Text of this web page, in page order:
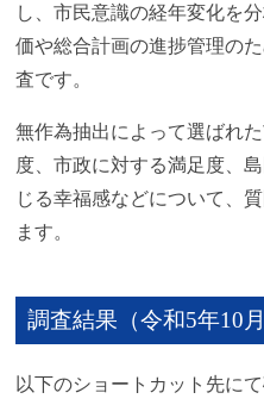
し、市民意識の経年変化を
価や総合計画の進捗管理の
査です。
無作為抽出によって選ばれ
度、市政に対する満足度、
じる幸福感などについて、
ます。
調査結果（令和5年10
以下のショートカット先に